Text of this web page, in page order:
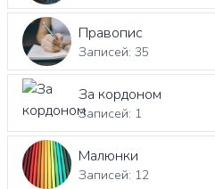
Правопис
Записей: 35
За кордоном
Записей: 1
Малюнки
Записей: 12